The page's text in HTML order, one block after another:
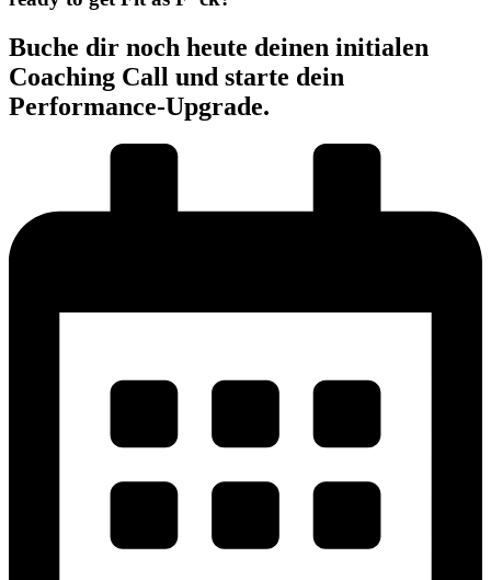
Buche dir noch heute deinen initialen
Coaching Call und starte dein
Performance-Upgrade.